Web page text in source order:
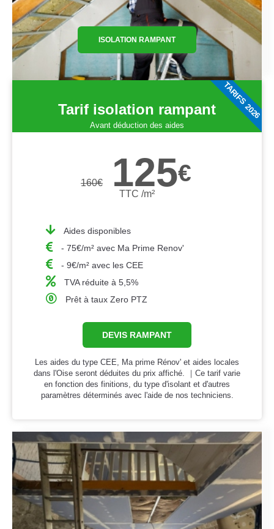
ISOLATION RAMPANT
Tarif isolation rampant
Avant déduction des aides
160€ 125€
TTC /m²
Aides disponibles
- 75€/m² avec Ma Prime Renov'
- 9€/m² avec les CEE
TVA réduite à 5,5%
Prêt à taux Zero PTZ
DEVIS RAMPANT
Les aides du type CEE, Ma prime Rénov' et aides locales
dans l'Oise seront déduites du prix affiché. ｜Ce tarif varie
en fonction des finitions, du type d'isolant et d'autres
paramètres déterminés avec l'aide de nos techniciens.
TARIFS 2026